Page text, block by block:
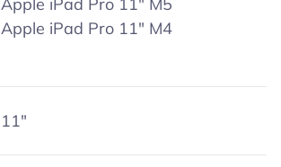
Apple iPad Pro 11″ M4
11″